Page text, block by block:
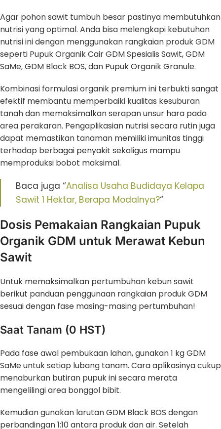
Agar pohon sawit tumbuh besar pastinya membutuhkan
nutrisi yang optimal. Anda bisa melengkapi kebutuhan
nutrisi ini dengan menggunakan rangkaian produk GDM
seperti Pupuk Organik Cair GDM Spesialis Sawit, GDM
SaMe, GDM Black BOS, dan Pupuk Organik Granule.
Kombinasi formulasi organik premium ini terbukti sangat
efektif membantu memperbaiki kualitas kesuburan
tanah dan memaksimalkan serapan unsur hara pada
area perakaran. Pengaplikasian nutrisi secara rutin juga
dapat memastikan tanaman memiliki imunitas tinggi
terhadap berbagai penyakit sekaligus mampu
memproduksi bobot maksimal.
Baca juga “Analisa Usaha Budidaya Kelapa
Sawit 1 Hektar, Berapa Modalnya?“
Dosis Pemakaian Rangkaian Pupuk
Organik GDM untuk Merawat Kebun
Sawit
Untuk memaksimalkan pertumbuhan kebun sawit
berikut panduan penggunaan rangkaian produk GDM
sesuai dengan fase masing-masing pertumbuhan!
Saat Tanam (0 HST)
Pada fase awal pembukaan lahan, gunakan 1 kg GDM
SaMe untuk setiap lubang tanam. Cara aplikasinya cukup
menaburkan butiran pupuk ini secara merata
mengelilingi area bonggol bibit.
Kemudian gunakan larutan GDM Black BOS dengan
perbandingan 1:10 antara produk dan air. Setelah